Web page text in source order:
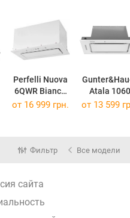
Perfelli Nuova
6QWR Bianco
Silenzio
Atala 1060
GLW
от 16 999 грн. от 13 599
Фильтр Все модели
сайта